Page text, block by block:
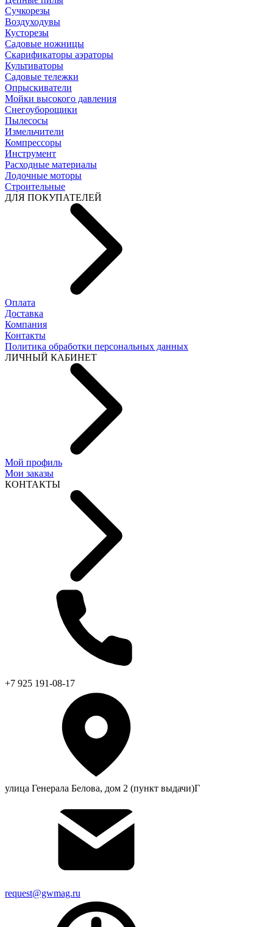
Cучкорезы
Воздуходувы
Кусторезы
Садовые ножницы
Скарификаторы аэраторы
Культиваторы
Садовые тележки
Опрыскиватели
Мойки высокого давления
Снегоуборощики
Пылесосы
Измельчители
Компрессоры
Инструмент
Расходные материалы
Лодочные моторы
Строительные
ДЛЯ ПОКУПАТЕЛЕЙ
Оплата
Доставка
Компания
Контакты
Политика обработки персональных данных
ЛИЧНЫЙ КАБИНЕТ
Мой профиль
Мои заказы
КОНТАКТЫ
+7 925 191-08-17
улица Генерала Белова, дом 2 (пункт выдачи)Г
request@gwmag.ru